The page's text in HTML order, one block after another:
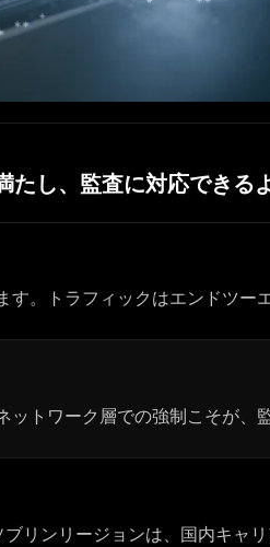
し、監査に対応でき
し、監査に対応できる
。トラフィックはエンドツー
トワーク層での強制こそが、
リンリージョンは、国内キャ